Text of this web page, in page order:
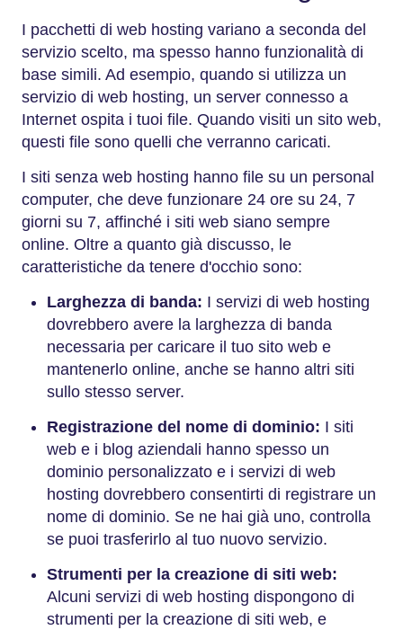
I pacchetti di web hosting variano a seconda del
servizio scelto, ma spesso hanno funzionalità di
base simili. Ad esempio, quando si utilizza un
servizio di web hosting, un server connesso a
Internet ospita i tuoi file. Quando visiti un sito web,
questi file sono quelli che verranno caricati.
I siti senza web hosting hanno file su un personal
computer, che deve funzionare 24 ore su 24, 7
giorni su 7, affinché i siti web siano sempre
online. Oltre a quanto già discusso, le
caratteristiche da tenere d'occhio sono:
Larghezza di banda: I servizi di web hosting
dovrebbero avere la larghezza di banda
necessaria per caricare il tuo sito web e
mantenerlo online, anche se hanno altri siti
sullo stesso server.
Registrazione del nome di dominio: I siti
web e i blog aziendali hanno spesso un
dominio personalizzato e i servizi di web
hosting dovrebbero consentirti di registrare un
nome di dominio. Se ne hai già uno, controlla
se puoi trasferirlo al tuo nuovo servizio.
Strumenti per la creazione di siti web:
Alcuni servizi di web hosting dispongono di
strumenti per la creazione di siti web, e